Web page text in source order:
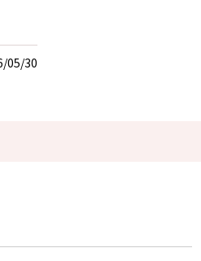
05/30